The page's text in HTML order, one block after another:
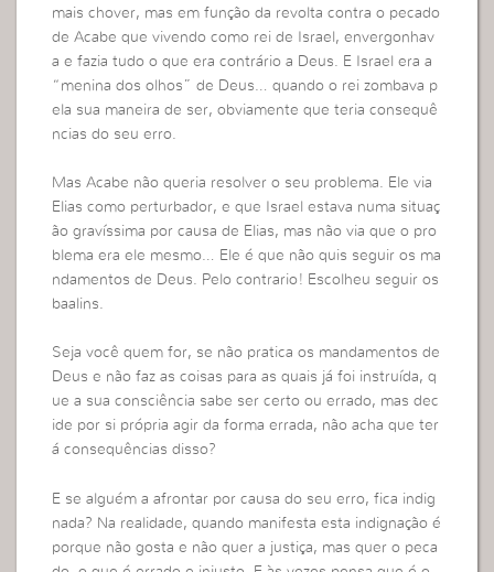
mais chover, mas em função da revolta contra o pecado
de Acabe que vivendo como rei de Israel, envergonhav
a e fazia tudo o que era contrário a Deus. E Israel era a
“menina dos olhos” de Deus… quando o rei zombava p
ela sua maneira de ser, obviamente que teria consequê
ncias do seu erro.
Mas Acabe não queria resolver o seu problema. Ele via
Elias como perturbador, e que Israel estava numa situaç
ão gravíssima por causa de Elias, mas não via que o pro
blema era ele mesmo… Ele é que não quis seguir os ma
ndamentos de Deus. Pelo contrario! Escolheu seguir os
baalins.
Seja você quem for, se não pratica os mandamentos de
Deus e não faz as coisas para as quais já foi instruída, q
ue a sua consciência sabe ser certo ou errado, mas dec
ide por si própria agir da forma errada, não acha que ter
á consequências disso?
E se alguém a afrontar por causa do seu erro, fica indig
nada? Na realidade, quando manifesta esta indignação é
porque não gosta e não quer a justiça, mas quer o peca